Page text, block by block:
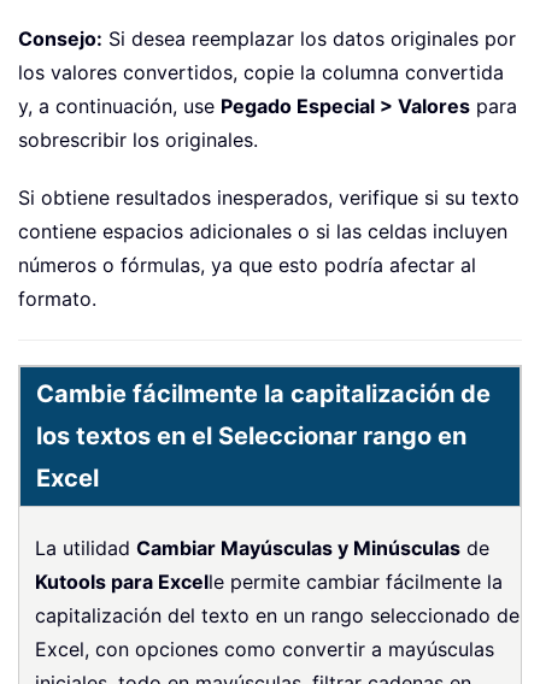
Consejo: Si desea reemplazar los datos originales por
los valores convertidos, copie la columna convertida
y, a continuación, use Pegado Especial > Valores para
sobrescribir los originales.
Si obtiene resultados inesperados, verifique si su texto
contiene espacios adicionales o si las celdas incluyen
números o fórmulas, ya que esto podría afectar al
formato.
Cambie fácilmente la capitalización de
los textos en el Seleccionar rango en
Excel
La utilidad Cambiar Mayúsculas y Minúsculas de
Kutools para Excelle permite cambiar fácilmente la
capitalización del texto en un rango seleccionado de
Excel, con opciones como convertir a mayúsculas